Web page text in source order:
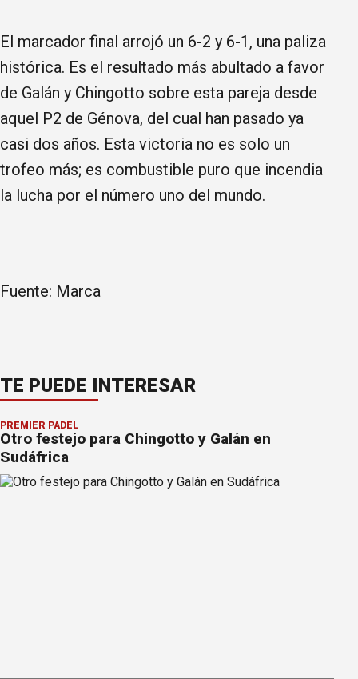
El marcador final arrojó un 6-2 y 6-1, una paliza
histórica. Es el resultado más abultado a favor
de Galán y Chingotto sobre esta pareja desde
aquel P2 de Génova, del cual han pasado ya
casi dos años. Esta victoria no es solo un
trofeo más; es combustible puro que incendia
la lucha por el número uno del mundo.
Fuente: Marca
TE PUEDE INTERESAR
PREMIER PÁDEL
Otro festejo para Chingotto y Galán en
Sudáfrica